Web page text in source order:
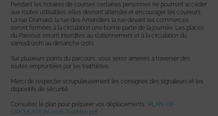
Pendant les horaires de courses certaines personnes ne pourront accéder
aux routes utilisables, elles devront attendre et encourager les coureurs.
La rue Dramard, la rue des Amandiers la rue devant les commerces
seront fermées à la circulation une bonne partie de la journée. Les places
du Passous seront interdites au stationnement et à la circulation du
samedi (20h) au dimanche (20h).
Sur plusieurs points du parcours, vous serez amenés à traverser des
routes empruntées par les triathlètes.
Merci de respecter scrupuleusement les consignes des signaleurs et les
dispositifs de sécurité.
Consultez le plan pour préparer vos déplacements : PLAN-DE-
CIRCULATION-2026-Triathlon.pdf